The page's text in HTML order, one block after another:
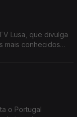
Lusa, que divulga
mais conhecidos
o Portugal